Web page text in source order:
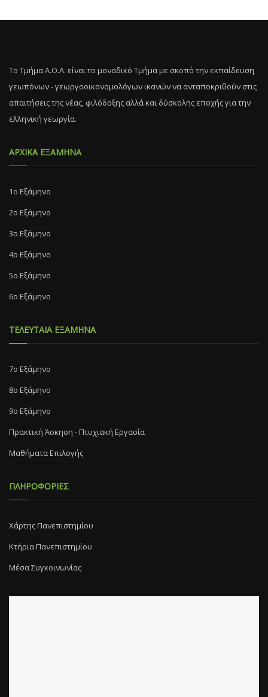
Το Τμήμα Α.Ο.Α. είναι το μοναδικό Τμήμα με σκοπό την εκπαίδευση
γεωπόνων - γεωργοοικονομολόγων ικανών να ανταποκριθούν στις
απαιτήσεις της νέας, φιλόδοξης αλλά και δύσκολης εποχής για την
ελληνική γεωργία.
ΑΡΧΙΚΑ ΕΞΑΜΗΝΑ
1ο Εξάμηνο
2ο Εξάμηνο
3ο Εξάμηνο
4ο Εξάμηνο
5ο Εξάμηνο
6ο Εξάμηνο
ΤΕΛΕΥΤΑΙΑ ΕΞΑΜΗΝΑ
7o Eξάμηνο
8o Eξάμηνο
9ο Εξάμηνο
Πρακτική Άσκηση - Πτυχιακή Εργασία
Μαθήματα Επιλογής
ΠΛΗΡΟΦΟΡΙΕΣ
Χάρτης Πανεπιστημίου
Κτήρια Πανεπιστημίου
Μέσα Συγκοινωνίας